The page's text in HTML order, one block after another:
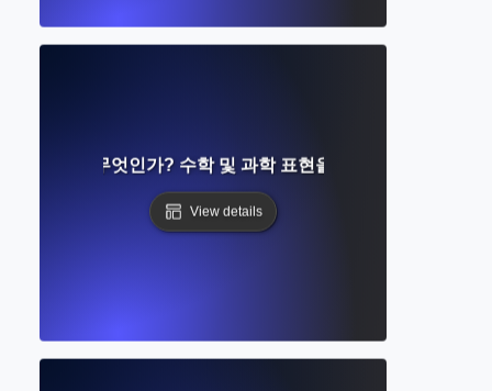
편집기란 무엇인가? 수학 및 과학 표현을 형식화하는 방법
View details